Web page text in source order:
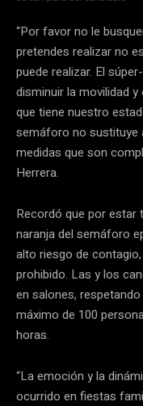
“Por favor no le
pretendes realizar no
puede realizar. El
disminuir la movilidad
que tiene nuestro
semáforo no sustituye
medidas que son
Herrera.
Recordó que por estar
naranja del semáforo
alto riesgo de
prohibido. Las y los
en salones,
máximo de 100
horas.
“La emoción y la
ocurrido en fiestas